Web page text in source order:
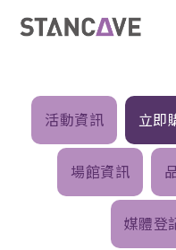
活動資訊 立即
場館資訊
媒體登